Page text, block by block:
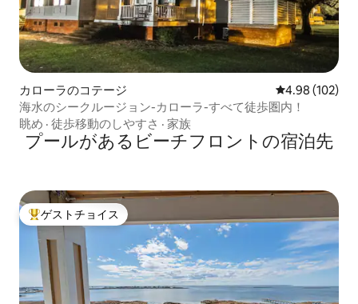
カローラのコテージ レビュー102
4.98 (102)
海水のシークルージョン-カローラ-すべて徒歩圏内！
眺め · 徒歩移動のしやすさ · 家族
プールがあるビーチフロントの宿泊先
大好評のゲストチョイスです。
ゲストチョイス